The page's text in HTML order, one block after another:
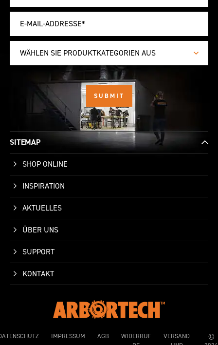
WÄHLEN SIE PRODUKTKATEGORIEN AUS
SITEMAP
SHOP ONLINE
INSPIRATION
AKTUELLES
ÜBER UNS
SUPPORT
KONTAKT
IMPRESSUM AGB
WIDERRUF
VERSAND
©